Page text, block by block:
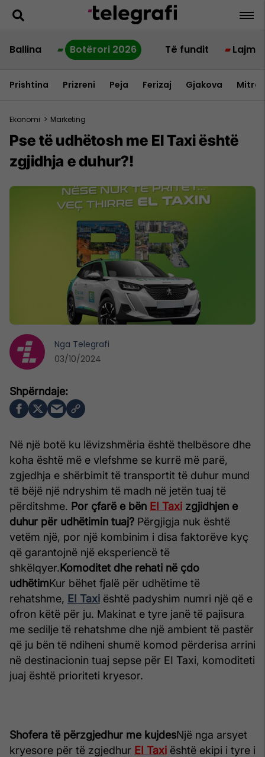
Ballina Botërori 2026 Të fundit Lajme
Prishtina Prizreni Peja Ferizaj Gjakova
Ekonomi > Marketing
Pse të udhëtosh me EI Taxi është
zgjidhja e duhur?!
Në një botë ku lëvizshmëria është thelbësore dhe
koha është më e vlefshme se kurrë më parë,
zgjedhja e shërbimit të transportit të duhur mund
të bëjë një ndryshim të madh në jetën tuaj të
përditshme. Por çfarë e bën EI Taxi zgjidhjen e
duhur për udhëtimin tuaj? Përgjigja nuk është
vetëm një, por një kombinim i disa faktorëve kyç
që garantojnë një eksperiencë të
shkëlqyer. Komoditet dhe rehati në çdo
udhëtimKur bëhet fjalë për udhëtime të
rehatshme, EI Taxi është padyshim numri një që e
ofron këtë për ju. Makinat e tyre janë të pajisura
me sedilje të rehatshme dhe një ambient të pastër
që ju bën të ndiheni shumë komod përderisa arrini
në destinacionin tuaj sepse për EI Taxi, komoditeti
juaj është prioriteti kryesor.
Shofera të përzgjedhur me kujdesNjë nga arsyet
kryesore për të zgjedhur EI Taxi është ekipi i tyre i
Nga Telegrafi
03/10/2024